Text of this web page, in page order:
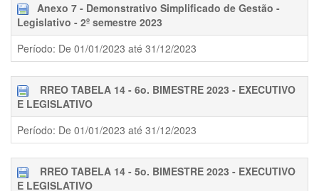
Anexo 7 - Demonstrativo Simplificado de Gestão -
Legislativo - 2º semestre 2023
Período: De 01/01/2023 até 31/12/2023
RREO TABELA 14 - 6o. BIMESTRE 2023 - EXECUTIVO
E LEGISLATIVO
Período: De 01/01/2023 até 31/12/2023
RREO TABELA 14 - 5o. BIMESTRE 2023 - EXECUTIVO
E LEGISLATIVO